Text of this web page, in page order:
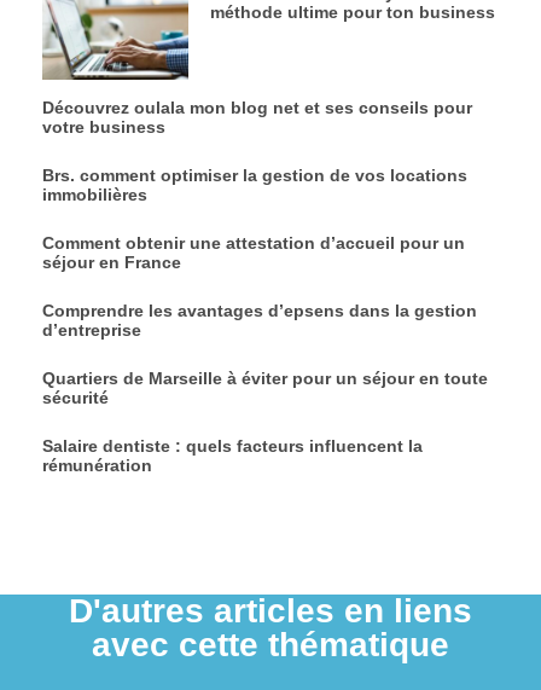
méthode ultime pour ton business
Découvrez oulala mon blog net et ses conseils pour
votre business
Brs. comment optimiser la gestion de vos locations
immobilières
Comment obtenir une attestation d’accueil pour un
séjour en France
Comprendre les avantages d’epsens dans la gestion
d’entreprise
Quartiers de Marseille à éviter pour un séjour en toute
sécurité
Salaire dentiste : quels facteurs influencent la
rémunération
D'autres articles en liens
avec cette thématique